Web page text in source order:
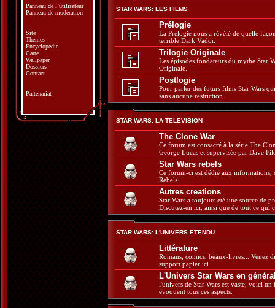
STAR WARS: LES FILMS
Prélogie
La Prélogie nous a révélé de quelle
terrible Dark Vador.
Trilogie Originale
Les épisodes fondateurs du mythe Star
Originale.
Postlogie
Pour parler des futurs films Star Wars
sans aucune restriction.
STAR WARS: LA TELEVISION
The Clone War
Ce forum est consacré à la série The
George Lucas et supervisée par Dave
Star Wars rebels
Ce forum-ci est dédié aux informations,
Rebels.
Autres creations
Star Wars a toujours été une source de
Discutez-en ici, ainsi que de tout ce qui
STAR WARS: L'UNIVERS ETENDU
Littérature
Romans, comics, beaux-livres... Venez
support papier ici.
L'Univers Star Wars en
l'univers de Star Wars est vaste, voici
évoquent tous ces aspects.
Panneau de l’utilisateur
Panneau de modération
Site
Thèmes
Encyclopédie
Carte
Wallpaper
Dossiers
Contact
Partenariat